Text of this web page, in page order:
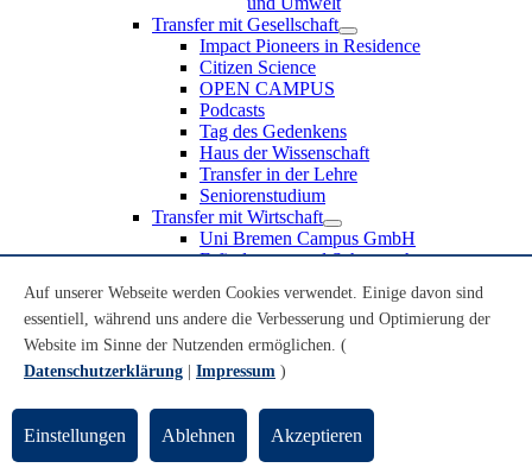
Transfer mit Gesellschaft
Impact Pioneers in Residence
Citizen Science
OPEN CAMPUS
Podcasts
Tag des Gedenkens
Haus der Wissenschaft
Transfer in der Lehre
Seniorenstudium
Transfer mit Wirtschaft
Uni Bremen Campus GmbH
Erfindungen und Schutzrechte
Recruiting an der Universität Bremen
Weiterbildung an der Universität Bremen
Transfer mit Schule
Schülerinnen und Schüler
Schulklassen
Lehrkräfte
Gründungsunterstützung
Auf unserer Webseite werden Cookies verwendet. Einige davon sind
essentiell, während uns andere die Verbesserung und Optimierung der
Website im Sinne der Nutzenden ermöglichen. (
Datenschutzerklärung
Impressum )
Einstellungen Ablehnen Akzeptieren